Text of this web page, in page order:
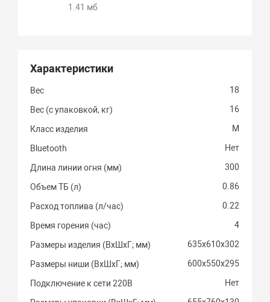
1.41 мб
Характеристики
Вес 18
Вес (с упаковкой, кг) 16
Класс изделия M
Bluetooth Нет
Длина линии огня (мм) 300
Объем ТБ (л) 0.86
Расход топлива (л/час) 0.22
Время горения (час) 4
Размеры изделия (ВхШхГ; мм) 635х610х302
Размеры ниши (ВхШхГ; мм) 600х550х295
Подключение к сети 220В Нет